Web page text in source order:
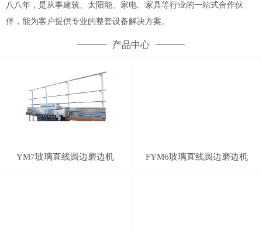
八八年，是从事建筑、太阳能、家电、家具等行业的一站式合作伙
伴，能为客户提供专业的整套设备解决方案。
产品中心
YM7玻璃直线圆边磨边机 FYM6玻璃直线圆边磨边机